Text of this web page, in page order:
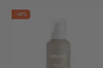
-40%